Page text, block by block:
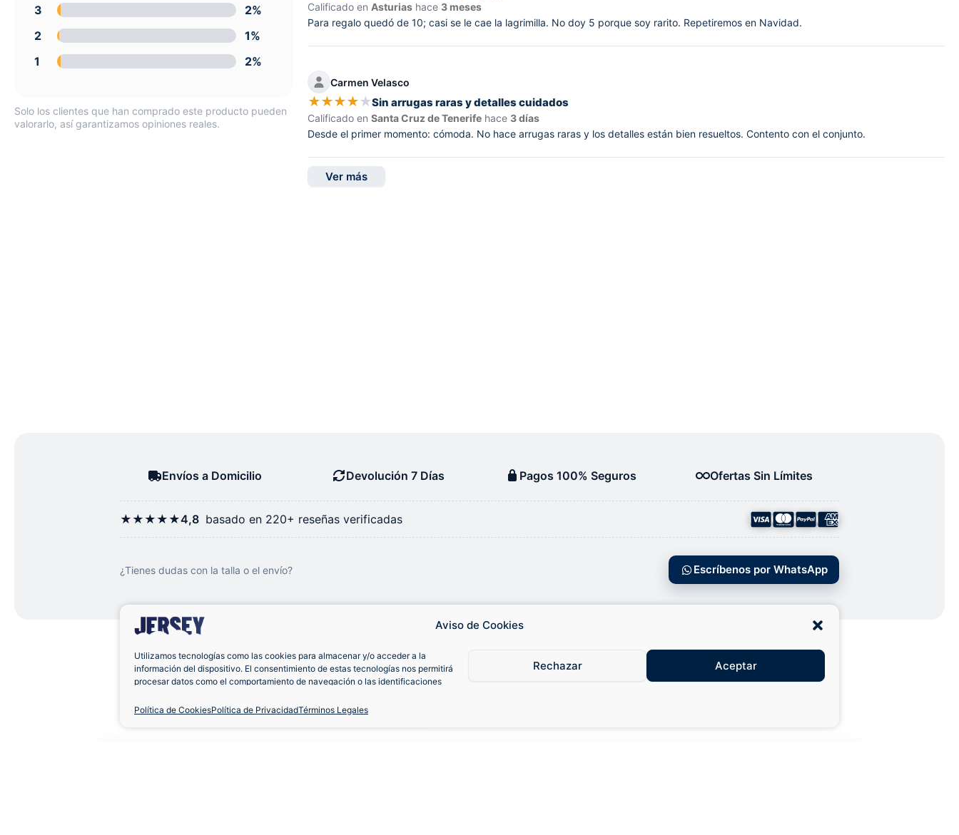
Aviso de Cookies
Utilizamos tecnologías como las cookies para almacenar y/o acceder a la
información del dispositivo. El consentimiento de estas tecnologías nos permitirá
procesar datos como el comportamiento de navegación o las identificaciones
negativamente a ciertas características y funciones.
Aceptar
Rechazar
Política de CookiesPolítica de PrivacidadTérminos Legales
3
2%
2
1%
1
2%
Solo los clientes que han comprado este producto pueden
valorarlo, así garantizamos opiniones reales.
Calificado en Asturias hace 3 meses
Para regalo quedó de 10; casi se le cae la lagrimilla. No doy 5 porque soy rarito. Repetiremos en Navidad.
Carmen Velasco
★★★★★Sin arrugas raras y detalles cuidados
Calificado enSanta Cruz de Tenerife hace 3 días
Desde el primer momento: cómoda. No hace arrugas raras y los detalles están bien resueltos. Contento con el conjunto.
Ver más
Envíos a Domicilio Devolución 7 Días Pagos 100% Seguros Ofertas Sin Límites
★★★★★4,8 basado en 220+ reseñas verificadas
¿Tienes dudas con la talla o el envío? Escríbenos por WhatsApp